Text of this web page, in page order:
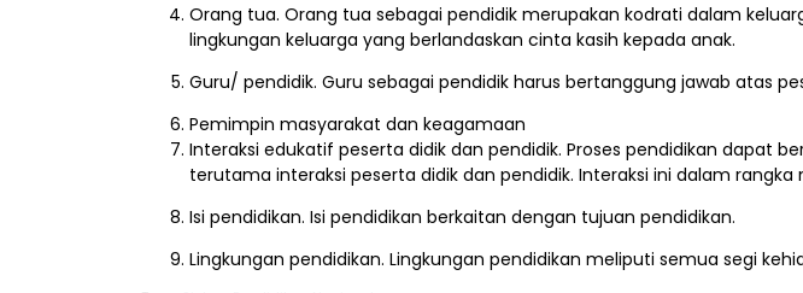
Orang tua. Orang tua sebagai pendidik merupakan kodrati dalam
lingkungan keluarga yang berlandaskan cinta kasih kepada anak.
Guru/ pendidik. Guru sebagai pendidik harus bertanggung jawab atas
Pemimpin masyarakat dan keagamaan
Interaksi edukatif peserta didik dan pendidik. Proses pendidikan dapat
terutama interaksi peserta didik dan pendidik. Interaksi ini dalam
Isi pendidikan. Isi pendidikan berkaitan dengan tujuan pendidikan.
Lingkungan pendidikan. Lingkungan pendidikan meliputi semua segi